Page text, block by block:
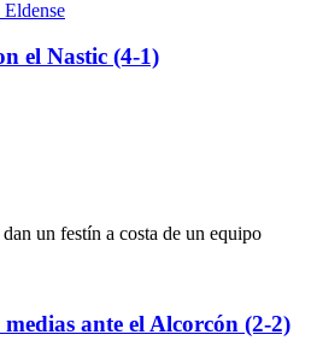
el Nastic (4-1)
un festín a costa de un equipo
ante el Alcorcón (2-2)